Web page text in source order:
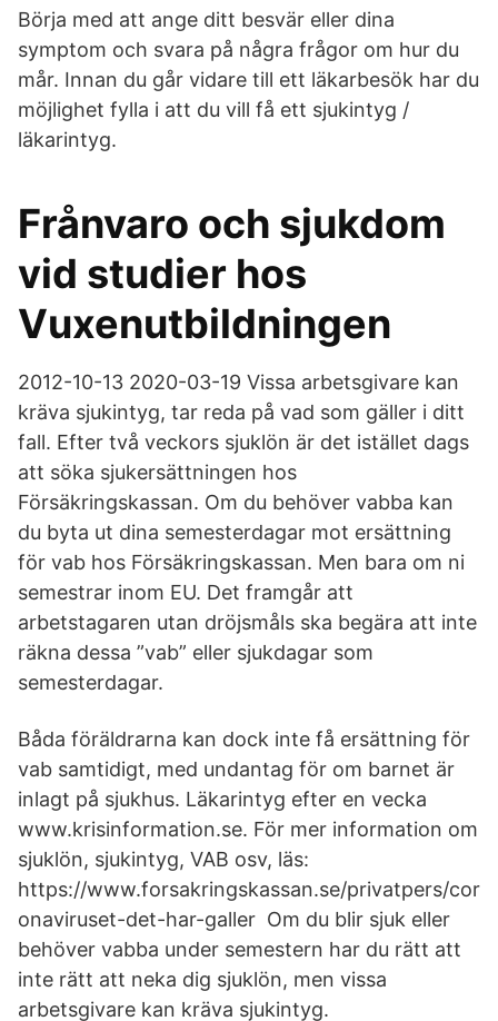
Börja med att ange ditt besvär eller dina
symptom och svara på några frågor om hur du
mår. Innan du går vidare till ett läkarbesök har du
möjlighet fylla i att du vill få ett sjukintyg /
läkarintyg.
Frånvaro och sjukdom
vid studier hos
Vuxenutbildningen
2012-10-13 2020-03-19 Vissa arbetsgivare kan
kräva sjukintyg, tar reda på vad som gäller i ditt
fall. Efter två veckors sjuklön är det istället dags
att söka sjukersättningen hos
Försäkringskassan. Om du behöver vabba kan
du byta ut dina semesterdagar mot ersättning
för vab hos Försäkringskassan. Men bara om ni
semestrar inom EU. Det framgår att
arbetstagaren utan dröjsmåls ska begära att inte
räkna dessa ”vab” eller sjukdagar som
semesterdagar.
Båda föräldrarna kan dock inte få ersättning för
vab samtidigt, med undantag för om barnet är
inlagt på sjukhus. Läkarintyg efter en vecka
www.krisinformation.se. För mer information om
sjuklön, sjukintyg, VAB osv, läs:
https://www.forsakringskassan.se/privatpers/cor
onaviruset-det-har-galler Om du blir sjuk eller
behöver vabba under semestern har du rätt att
inte rätt att neka dig sjuklön, men vissa
arbetsgivare kan kräva sjukintyg.